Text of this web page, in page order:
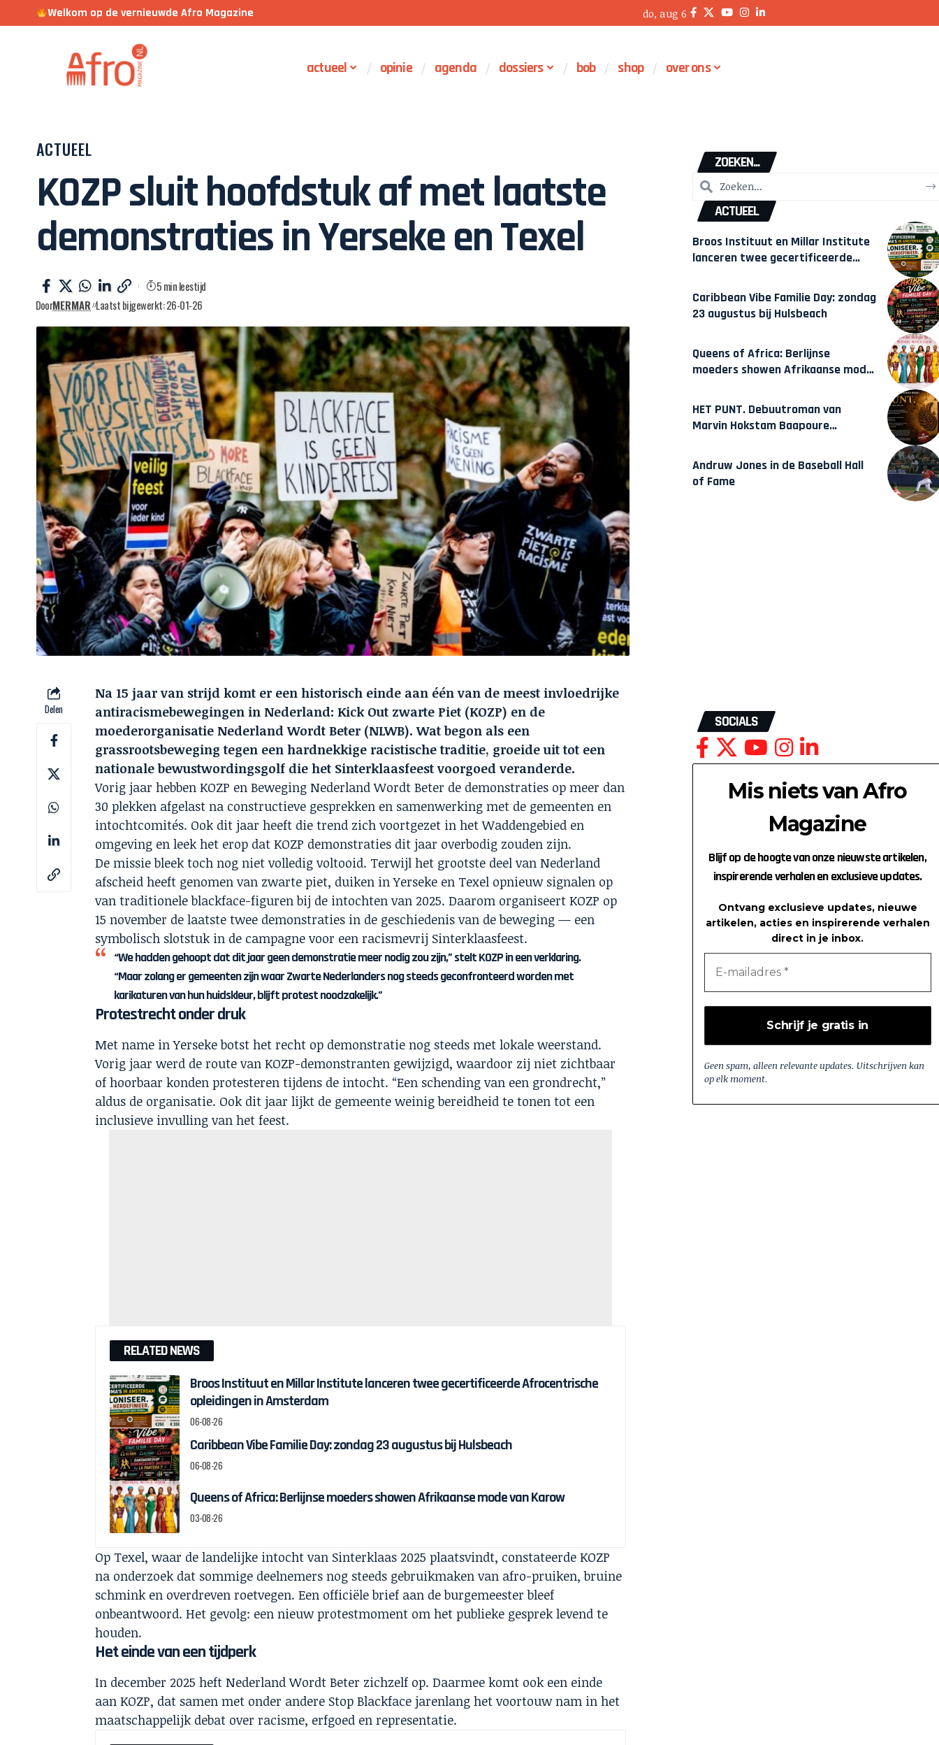
Welkom op de vernieuwde Afro Magazine do, aug 6
actueel opinie agenda dossiers bob shop over ons
ACTUEEL
KOZP sluit hoofdstuk af met laatste
demonstraties in Yerseke en Texel
DoorMERMAR Laatst bijgewerkt: 26-01-26
5 min leestijd
Delen
Na 15 jaar van strijd komt er een historisch einde aan één van de meest invloedrijke
antiracismebewegingen in Nederland: Kick Out zwarte Piet (KOZP) en de
moederorganisatie Nederland Wordt Beter (NLWB). Wat begon als een
grassrootsbeweging tegen een hardnekkige racistische traditie, groeide uit tot een
nationale bewustwordingsgolf die het Sinterklaasfeest voorgoed veranderde.
Vorig jaar hebben KOZP en Beweging Nederland Wordt Beter de demonstraties op meer dan
30 plekken afgelast na constructieve gesprekken en samenwerking met de gemeenten en
intochtcomités. Ook dit jaar heeft die trend zich voortgezet in het Waddengebied en
omgeving en leek het erop dat KOZP demonstraties dit jaar overbodig zouden zijn.
De missie bleek toch nog niet volledig voltooid. Terwijl het grootste deel van Nederland
afscheid heeft genomen van zwarte piet, duiken in Yerseke en Texel opnieuw signalen op
van traditionele blackface-figuren bij de intochten van 2025. Daarom organiseert KOZP op
15 november de laatste twee demonstraties in de geschiedenis van de beweging — een
symbolisch slotstuk in de campagne voor een racismevrij Sinterklaasfeest.
“We hadden gehoopt dat dit jaar geen demonstratie meer nodig zou zijn,” stelt KOZP in een verklaring.
“Maar zolang er gemeenten zijn waar Zwarte Nederlanders nog steeds geconfronteerd worden met
karikaturen van hun huidskleur, blijft protest noodzakelijk.”
Protestrecht onder druk
Met name in Yerseke botst het recht op demonstratie nog steeds met lokale weerstand.
Vorig jaar werd de route van KOZP-demonstranten gewijzigd, waardoor zij niet zichtbaar
of hoorbaar konden protesteren tijdens de intocht. “Een schending van een grondrecht,”
aldus de organisatie. Ook dit jaar lijkt de gemeente weinig bereidheid te tonen tot een
inclusieve invulling van het feest.
RELATED NEWS
Broos Instituut en Millar Institute lanceren twee gecertificeerde Afrocentrische
opleidingen in Amsterdam
06-08-26
Caribbean Vibe Familie Day: zondag 23 augustus bij Hulsbeach
06-08-26
Queens of Africa: Berlijnse moeders showen Afrikaanse mode van Karow
03-08-26
Op Texel, waar de landelijke intocht van Sinterklaas 2025 plaatsvindt, constateerde KOZP
na onderzoek dat sommige deelnemers nog steeds gebruikmaken van afro-pruiken, bruine
schmink en overdreven roetvegen. Een officiële brief aan de burgemeester bleef
onbeantwoord. Het gevolg: een nieuw protestmoment om het publieke gesprek levend te
houden.
Het einde van een tijdperk
In december 2025 heft Nederland Wordt Beter zichzelf op. Daarmee komt ook een einde
aan KOZP, dat samen met onder andere Stop Blackface jarenlang het voortouw nam in het
maatschappelijk debat over racisme, erfgoed en representatie.
ZOEKEN...
ACTUEEL
Broos Instituut en Millar Institute
lanceren twee gecertificeerde
Amsterdam
Caribbean Vibe Familie Day: zondag
23 augustus bij Hulsbeach
Queens of Africa: Berlijnse
moeders showen Afrikaanse mode
HET PUNT. Debuutroman van
Marvin Hokstam Baapoure
Andruw Jones in de Baseball Hall
of Fame
SOCIALS
Mis niets van Afro
Magazine
Blijf op de hoogte van onze nieuwste artikelen,
inspirerende verhalen en exclusieve updates.
Ontvang exclusieve updates, nieuwe
artikelen, acties en inspirerende verhalen
direct in je inbox.
Geen spam, alleen relevante updates. Uitschrijven kan
op elk moment.